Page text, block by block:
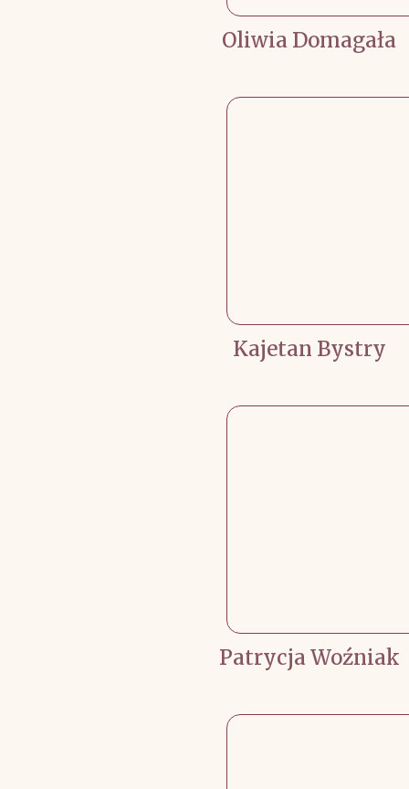
Oliwia Domagała
Kajetan Bystry
Patrycja Woźniak